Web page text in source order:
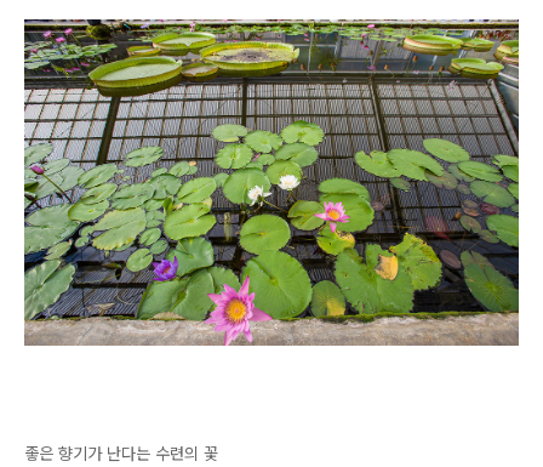
좋은 향기가 난다는 수련의 꽃